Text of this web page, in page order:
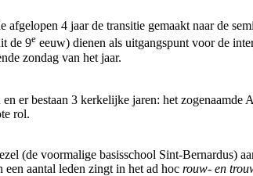
4 jaar de transitie gemaakt naar de
de 9e eeuw) dienen als uitgangspunt voor de
zondag van het jaar.
er bestaan 3 kerkelijke jaren: het zogenaamde
rol.
(de voormalige basisschool Sint-Bernardus)
een aantal leden zingt in het ad hoc rouw- en